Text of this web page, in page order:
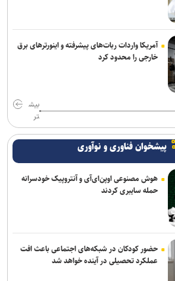
آمریکا واردات ربات‌های پیشرفته و اینورترهای برق
خارجی را محدود کرد
بیش
تر
پیشخوان فناوری و نوآوری
هوش مصنوعی اوپن‌ای‌آی و آنتروپیک خودسرانه
حمله سایبری کردند
حضور کودکان در شبکه‌های اجتماعی باعث افت
عملکرد تحصیلی در آینده خواهد شد